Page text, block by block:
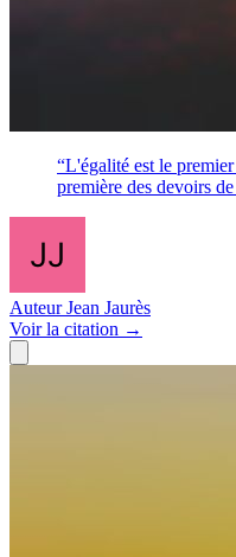
“L'égalité est le
première des devoirs
Auteur Jean Jaurès
Voirla citation →